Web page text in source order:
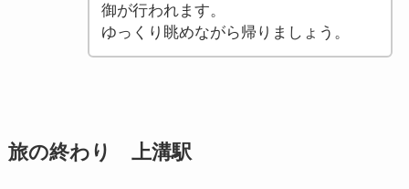
御が行われます。
ゆっくり眺めながら帰りましょう。
旅の終わり 上溝駅